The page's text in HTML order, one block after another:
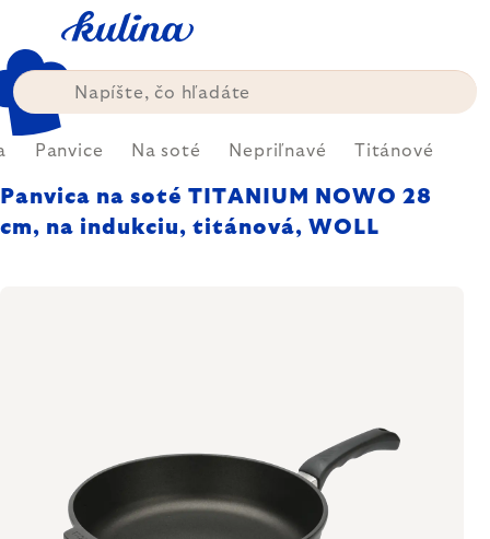
obsah
Panvice Na soté Nepriľnavé Titánové
Panvica na soté TITANIUM NOWO 28
cm, na indukciu, titánová, WOLL